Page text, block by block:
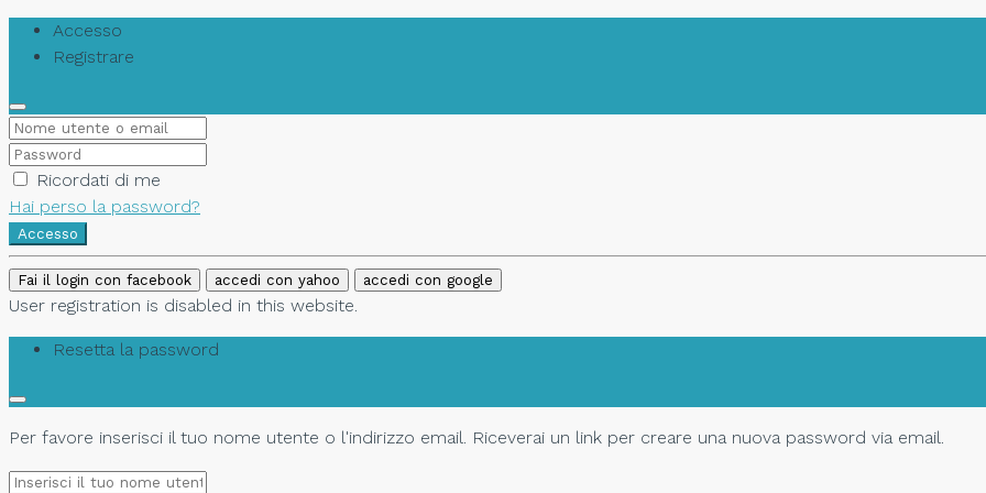
Accesso
Registrare
Ricordati di me
Hai perso la password?
Accesso
Fai il login con facebook accedi con yahoo accedi con google
User registration is disabled in this website.
Resetta la password
Per favore inserisci il tuo nome utente o l'indirizzo email. Riceverai un link per creare una nuova password via email.